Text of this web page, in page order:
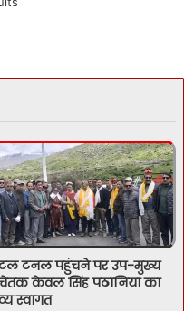
टनल पहुंचने पर उप-मुख्य
केवल सिंह पठानिया का
स्वागत